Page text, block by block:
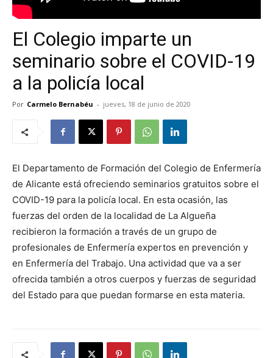
El Colegio imparte un
seminario sobre el COVID-19
a la policía local
Por Carmelo Bernabéu - jueves, 18 de junio de 2020
El Departamento de Formación del Colegio de Enfermería
de Alicante está ofreciendo seminarios gratuitos sobre el
COVID-19 para la policía local. En esta ocasión, las
fuerzas del orden de la localidad de La Algueña
recibieron la formación a través de un grupo de
profesionales de Enfermería expertos en prevención y
en Enfermería del Trabajo. Una actividad que va a ser
ofrecida también a otros cuerpos y fuerzas de seguridad
del Estado para que puedan formarse en esta materia.